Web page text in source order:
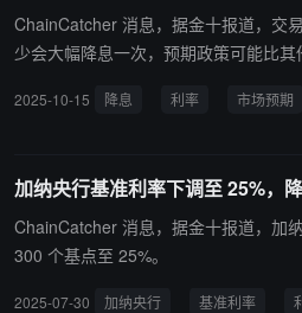
ChainCatcher 消息，据金十报道，交
少会大幅降息一次，预期政策可能比
在加大对半个百分点降息的布局，可能
2025-10-15 降息 利率 市场预期
加纳央行基准利率下调至 25%，
ChainCatcher 消息，据金十报道，加
300 个基点至 25%。
2025-07-30 加纳央行 基准利率